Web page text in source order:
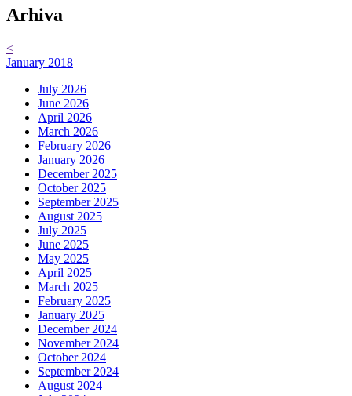
Arhiva
<
January 2018
July 2026
June 2026
April 2026
March 2026
February 2026
January 2026
December 2025
October 2025
September 2025
August 2025
July 2025
June 2025
May 2025
April 2025
March 2025
February 2025
January 2025
December 2024
November 2024
October 2024
September 2024
August 2024